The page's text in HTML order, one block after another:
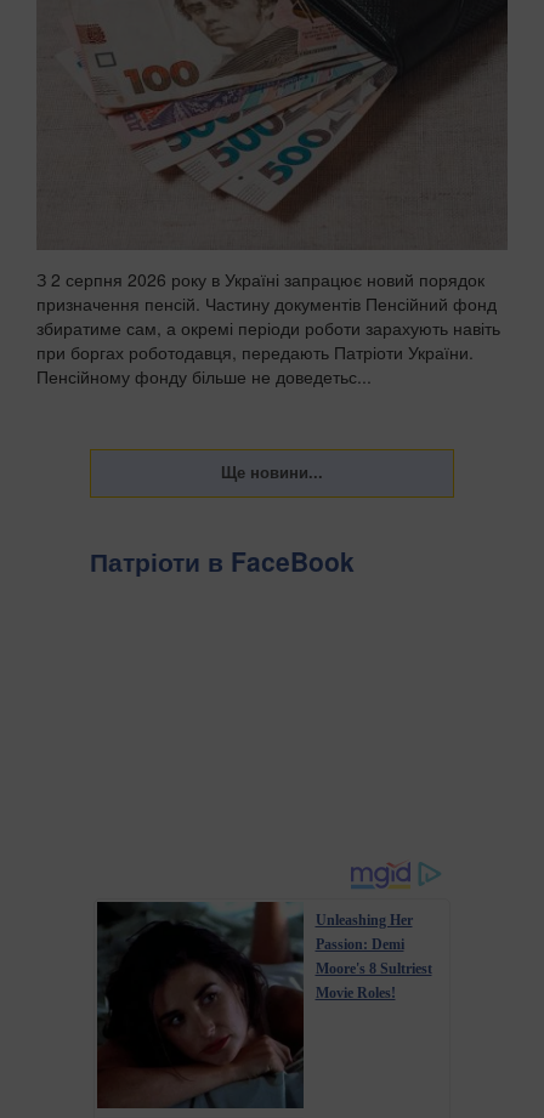
З 2 серпня 2026 року в Україні запрацює новий порядок
призначення пенсій. Частину документів Пенсійний фонд
збиратиме сам, а окремі періоди роботи зарахують навіть
при боргах роботодавця, передають Патріоти України.
Пенсійному фонду більше не доведетьс...
Патріоти в FaceBook
Unleashing Her
Passion: Demi
Moore's 8 Sultriest
Movie Roles!